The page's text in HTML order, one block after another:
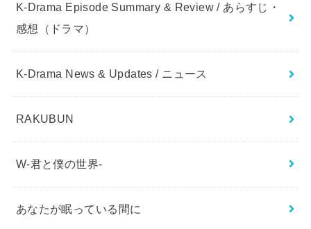
K-Drama Episode Summary & Review / あらすじ・
感想（ドラマ）
K-Drama News & Updates / ニュース
RAKUBUN
W-君と僕の世界-
あなたが眠っている間に